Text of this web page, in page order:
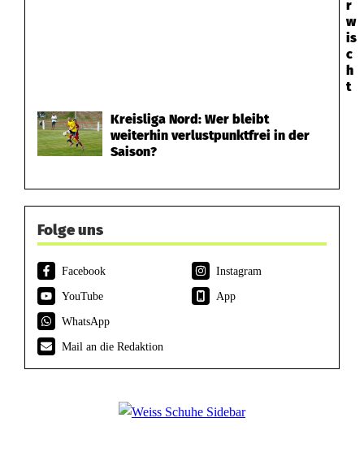
r
w
is
c
h
t
Kreisliga Nord: Wer bleibt
weiterhin verlustpunktfrei in der
Saison?
Folge uns
Facebook
Instagram
YouTube
App
WhatsApp
Mail an die Redaktion